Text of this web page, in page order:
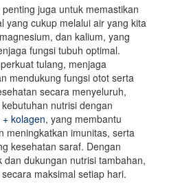
juga untuk memastikan
yang cukup melalui air yang kita
dan kalium, yang
fungsi tubuh optimal.
tulang, menjaga
mendukung fungsi otot serta
secara menyeluruh,
nutrisi dengan
kolagen, yang membantu
meningkatkan imunitas, serta
kesehatan saraf. Dengan
dukungan nutrisi tambahan,
maksimal setiap hari.